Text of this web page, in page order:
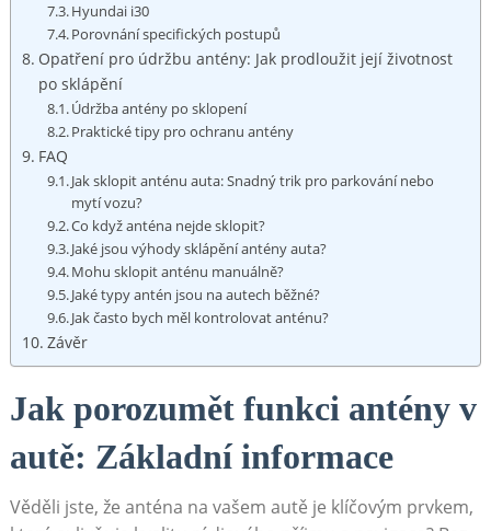
Hyundai i30
Porovnání specifických postupů
Opatření pro údržbu antény: Jak prodloužit její životnost
po sklápění
Údržba​ antény po sklopení
Praktické tipy pro ochranu antény
FAQ
Jak sklopit anténu auta: Snadný trik pro parkování ⁤nebo
mytí vozu?
Co když ‌anténa nejde ‌sklopit?
Jaké‍ jsou výhody sklápění antény auta?
Mohu sklopit anténu manuálně?
Jaké typy antén jsou na autech běžné?
Jak často bych měl kontrolovat anténu?
Závěr
Jak porozumět funkci ​antény v
autě: Základní informace
Věděli jste, že anténa na ‍vašem autě je⁤ klíčovým prvkem,